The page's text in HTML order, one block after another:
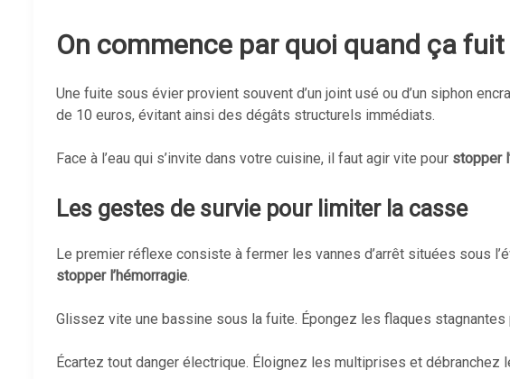
On commence par quoi quand ça fuit
Une fuite sous évier provient souvent d’un joint usé ou d’un siphon
de 10 euros, évitant ainsi des dégâts structurels immédiats.
Face à l’eau qui s’invite dans votre cuisine, il faut agir vite pour stopper
Les gestes de survie pour limiter la casse
Le premier réflexe consiste à fermer les vannes d’arrêt situées sous
stopper l’hémorragie.
Glissez vite une bassine sous la fuite. Épongez les flaques stagnantes
Écartez tout danger électrique. Éloignez les multiprises et